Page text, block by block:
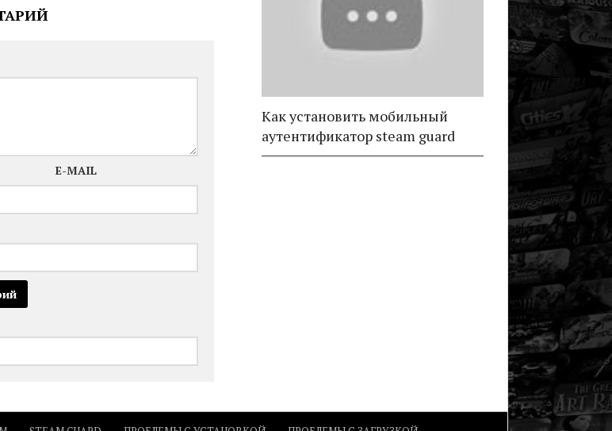
E-MAIL
Как установить мобильный
аутентификатор steam guard